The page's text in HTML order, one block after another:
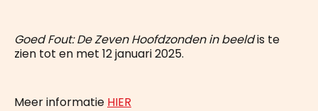
Goed Fout: De Zeven Hoofdzonden in beeldis te
zien tot en met 12 januari 2025.
Meer informatie HIER